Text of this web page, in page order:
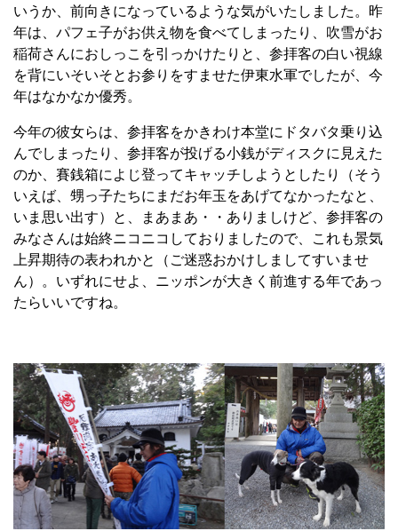
いうか、前向きになっているような気がいたしました。昨
年は、パフェ子がお供え物を食べてしまったり、吹雪がお
稲荷さんにおしっこを引っかけたりと、参拝客の白い視線
を背にいそいそとお参りをすませた伊東水軍でしたが、今
年はなかなか優秀。
今年の彼女らは、参拝客をかきわけ本堂にドタバタ乗り込
んでしまったり、参拝客が投げる小銭がディスクに見えた
のか、賽銭箱によじ登ってキャッチしようとしたり（そう
いえば、甥っ子たちにまだお年玉をあげてなかったなと、
いま思い出す）と、まあまあ・・ありましけど、参拝客の
みなさんは始終ニコニコしておりましたので、これも景気
上昇期待の表われかと（ご迷惑おかけしましてすいませ
ん）。いずれにせよ、ニッポンが大きく前進する年であっ
たらいいですね。